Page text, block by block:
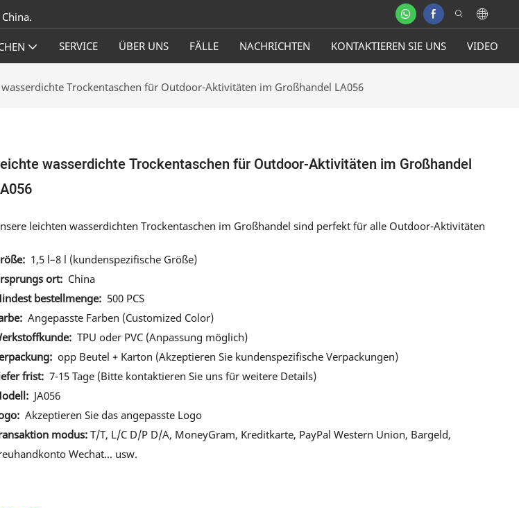
SERVICE ÜBER UNS FÄLLE NACHRICHTEN KONTAKTIEREN SIE UNS VIDEO
Trockentaschen für Outdoor-Aktivitäten im Großhandel LA056
wasserdichte Trockentaschen für Outdoor-Aktivitäten im Großhandel
leichten wasserdichten Trockentaschen im Großhandel sind perfekt für alle Outdoor-Aktivitäten
1,5 l–8 l (kundenspezifische Größe)
ort: China
bestellmenge: 500 PCS
Angepasste Farben (Customized Color)
TPU oder PVC (Anpassung möglich)
opp Beutel + Karton (Akzeptieren Sie kundenspezifische Verpackungen)
frist: 7-15 Tage (Bitte kontaktieren Sie uns für weitere Details)
JA056
Akzeptieren Sie das angepasste Logo
modus: T/T, L/C D/P D/A, MoneyGram, Kreditkarte, PayPal Western Union, Bargeld,
Wechat... usw.